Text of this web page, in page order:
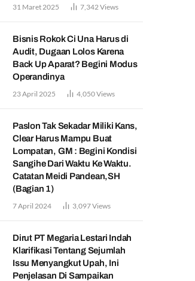
31 Maret 2025 7,342 Views
Bisnis Rokok Ci Una Harus di
Audit, Dugaan Lolos Karena
Back Up Aparat? Begini Modus
Operandinya
23 April 2025 4,050Views
Paslon Tak Sekadar Miliki Kans,
Clear Harus Mampu Buat
Lompatan, GM : Begini Kondisi
Sangihe Dari Waktu Ke Waktu.
Catatan Meidi Pandean,SH
(Bagian 1)
7 April 2024 3,097Views
Dirut PT Megaria Lestari Indah
Klarifikasi Tentang Sejumlah
Issu Menyangkut Upah, Ini
Penjelasan Di Sampaikan